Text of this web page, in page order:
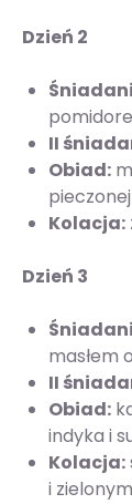
Dzień 2
II
Obiad:
Kolacja:
Dzień 3
masłem
II
Obiad:
indyka i
Kolacja:
i